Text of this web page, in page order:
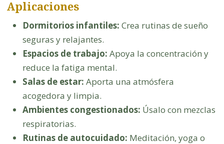
Aplicaciones
Dormitorios infantiles: Crea rutinas de sueño
seguras y relajantes.
Espacios de trabajo: Apoya la concentración y
reduce la fatiga mental.
Salas de estar: Aporta una atmósfera
acogedora y limpia.
Ambientes congestionados: Úsalo con mezclas
respiratorias.
Rutinas de autocuidado: Meditación, yoga o